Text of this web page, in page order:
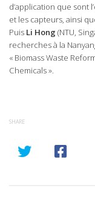
d’application que sont
et les capteurs, ainsi
Puis Li Hong (NTU,
recherches à la
« Biomass Waste
Chemicals ».
SHARE